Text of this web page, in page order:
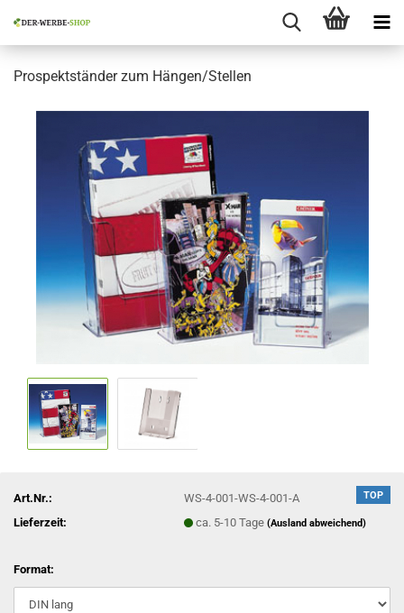
Prospektständer zum Hängen/Stellen
TOP
Art.Nr.:
WS-4-001-WS-4-001-A
Lieferzeit:
ca. 5-10 Tage(Ausland abweichend)
Format: